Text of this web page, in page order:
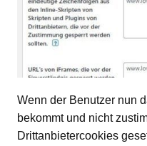
Wenn der Benutzer nun
bekommt und nicht
Drittanbietercookies